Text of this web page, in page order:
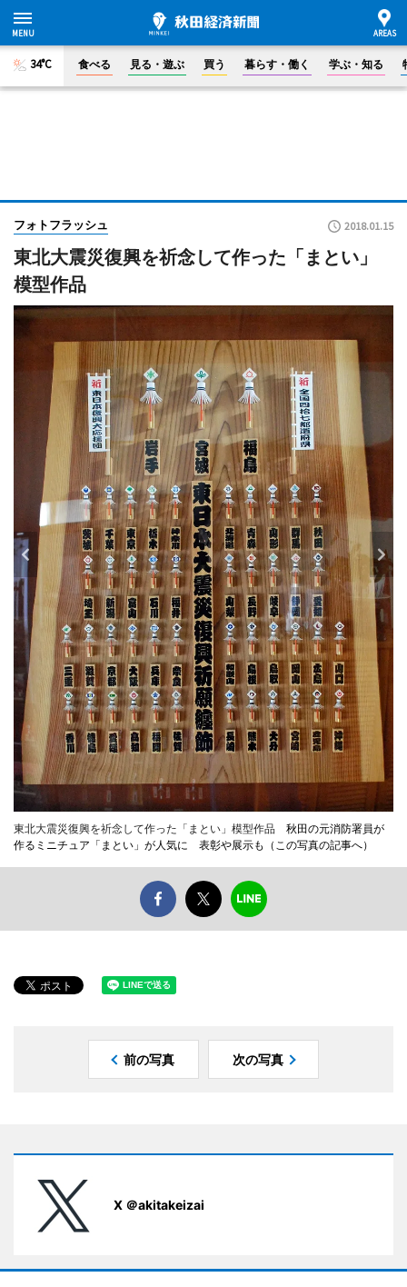
34°C 食べる 見る・遊ぶ 買う 暮らす・働く 学ぶ・知る
フォトフラッシュ 2018.01.15
東北大震災復興を祈念して作った「まとい」
模型作品
東北大震災復興を祈念して作った「まとい」模型作品 秋田の元消防署員が
作るミニチュア「まとい」が人気に 表彰や展示も（この写真の記事へ）
前の写真 次の写真
X ＠akitakeizai